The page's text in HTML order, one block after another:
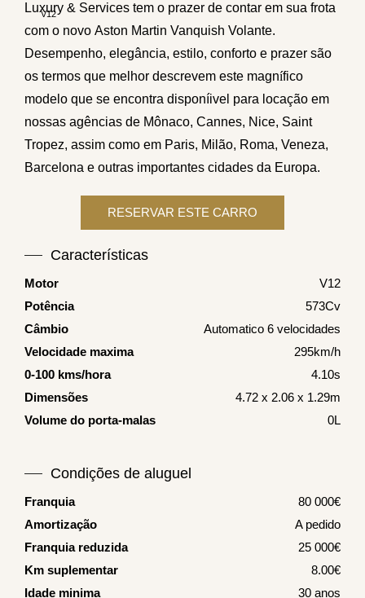
V12
Luxury & Services tem o prazer de contar em sua frota
com o novo Aston Martin Vanquish Volante.
Desempenho, elegância, estilo, conforto e prazer são
os termos que melhor descrevem este magnífico
modelo que se encontra disponíivel para locação em
nossas agências de Mônaco, Cannes, Nice, Saint
Tropez, assim como em Paris, Milão, Roma, Veneza,
Barcelona e outras importantes cidades da Europa.
Características
Motor
V12
Potência
573Cv
Câmbio
Automatico 6 velocidades
Velocidade maxima
295km/h
0-100 kms/hora
4.10s
Dimensões
4.72 x 2.06 x 1.29m
Volume do porta-malas
0L
Condições de aluguel
Franquia
80 000€
Amortização
A pedido
Franquia reduzida
25 000€
Km suplementar
8.00€
Idade minima
30 anos